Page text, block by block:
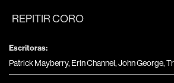
REPITIR CORO
Escritoras:
Patrick Mayberry, Erin Channel, John George,